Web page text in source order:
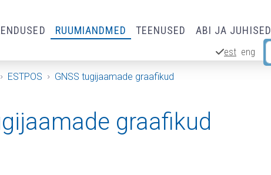
RUUMIANDMED TEENUSED ABI JA JUHISED
est eng
ESTPOS GNSS tugijaamade graafikud
graafikud